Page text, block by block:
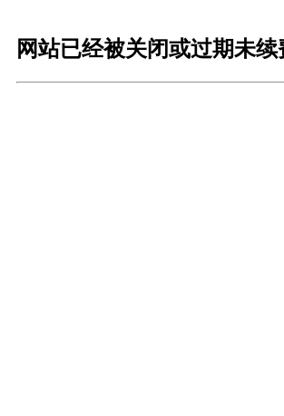
网站已经被关闭或过期未续